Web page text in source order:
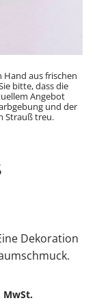
Hand aus frischen
bitte, dass die
Angebot
und der
Strauß treu.
Dekoration
MwSt.